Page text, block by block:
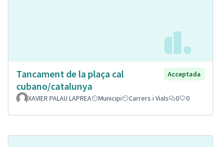
Tancament de la plaça cal
cubano/catalunya
Acceptada
XAVIER PALAU LAPREA Municipi Carrers i Vials 0 0